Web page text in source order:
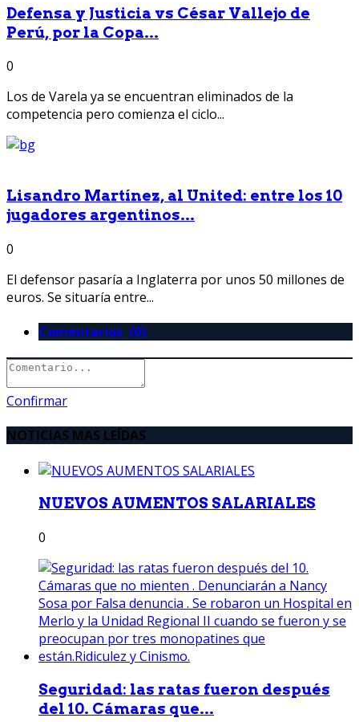
Defensa y Justicia vs César Vallejo de
Perú, por la Copa...
0
Los de Varela ya se encuentran eliminados de la
competencia pero comienza el ciclo...
Lisandro Martínez, al United: entre los 10
jugadores argentinos...
0
El defensor pasaría a Inglaterra por unos 50 millones de
euros. Se situaría entre...
Comentarios (0)
Confirmar
NOTICIAS MAS LEÍDAS
NUEVOS AUMENTOS SALARIALES
0
Seguridad: las ratas fueron después
del 10. Cámaras que...